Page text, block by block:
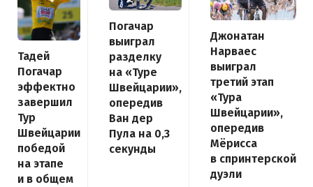
Тадей
Погачар
эффектно
завершил
Тур
Швейцарии
победой
на этапе
и в общем
Погачар
выиграл
разделку
на «Туре
Швейцарии»,
опередив
Ван дер
Пула на 0,3
секунды
Джонатан
Нарваес
выиграл
третий этап
«Тура
Швейцарии»,
опередив
Мёрисса
в спринтерской
дуэли